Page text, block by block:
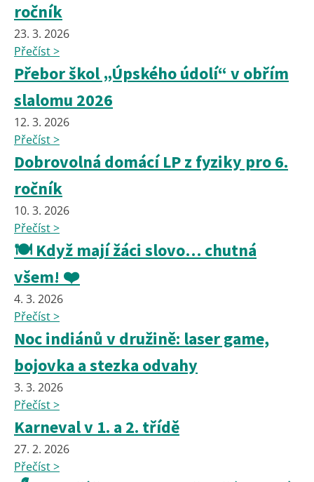
ročník
23. 3. 2026
Přečíst >
Přebor škol „Úpského údolí“ v obřím
slalomu 2026
12. 3. 2026
Přečíst >
Dobrovolná domácí LP z fyziky pro 6.
ročník
10. 3. 2026
Přečíst >
🍽️ Když mají žáci slovo… chutná
všem! ❤️
4. 3. 2026
Přečíst >
Noc indiánů v družině: laser game,
bojovka a stezka odvahy
3. 3. 2026
Přečíst >
Karneval v 1. a 2. třídě
27. 2. 2026
Přečíst >